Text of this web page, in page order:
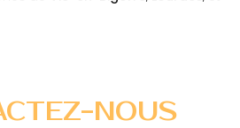
NOUS